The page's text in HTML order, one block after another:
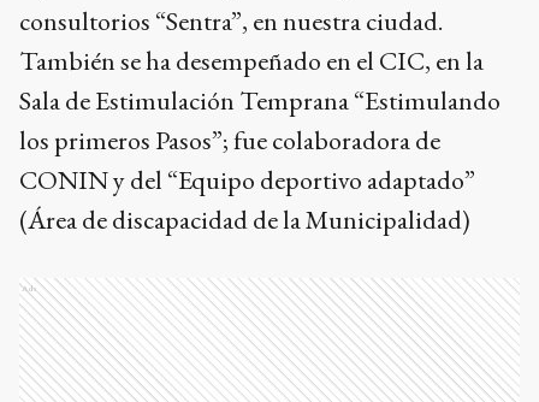
consultorios “Sentra”, en nuestra ciudad.
También se ha desempeñado en el CIC, en la
Sala de Estimulación Temprana “Estimulando
los primeros Pasos”; fue colaboradora de
CONIN y del “Equipo deportivo adaptado”
(Área de discapacidad de la Municipalidad)
Ads